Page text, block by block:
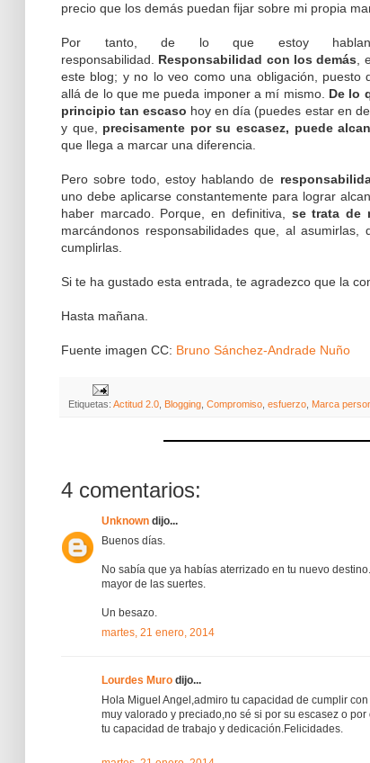
precio que los demás puedan fijar sobre mi propia
Por tanto, de lo que estoy
responsabilidad. Responsabilidad con los demás ,
este blog; y no lo veo como una obligación, puesto
allá de lo que me pueda imponer a mí mismo. De lo
principio tan escaso hoy en día (puedes estar en
y que, precisamente por su escasez, puede
que llega a marcar una diferencia.
Pero sobre todo, estoy hablando de
uno debe aplicarse constantemente para lograr
haber marcado. Porque, en definitiva, se trata de
marcándonos responsabilidades que, al
cumplirlas.
Si te ha gustado esta entrada, te agradezco que la
Hasta mañana.
Fuente imagen CC: Bruno Sánchez-Andrade Nuño
Etiquetas: Actitud 2.0 Blogging Compromiso esfuerzo Marca
4 comentarios:
Unknown dijo...
Buenos días.
No sabía que ya habías aterrizado en tu nuevo
mayor de las suertes.
Un besazo.
martes, 21 enero, 2014
Lourdes Muro dijo...
Hola Miguel Angel,admiro tu capacidad de cumplir
muy valorado y preciado,no sé si por su escasez o
tu capacidad de trabajo y dedicación.Felicidades.